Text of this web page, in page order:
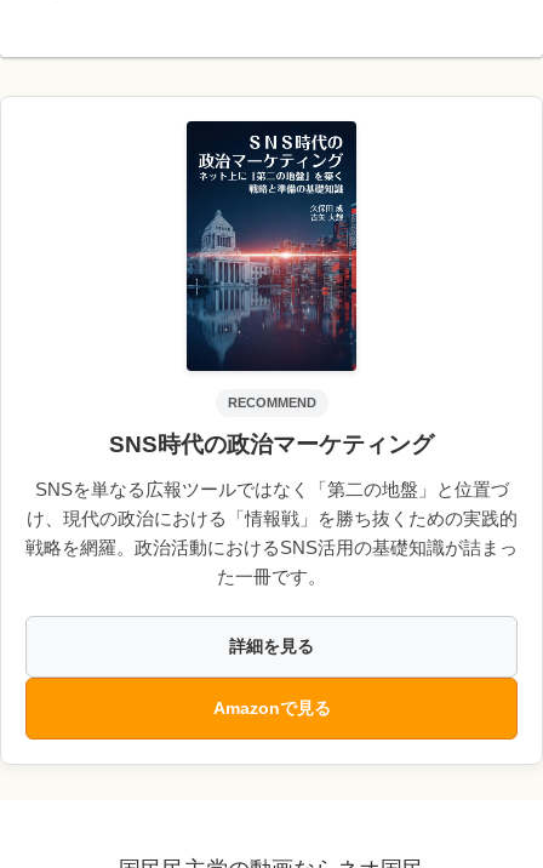
RECOMMEND
SNS時代の政治マーケティング
SNSを単なる広報ツールではなく「第二の地盤」と位置づ
け、現代の政治における「情報戦」を勝ち抜くための実践的
戦略を網羅。政治活動におけるSNS活用の基礎知識が詰まっ
た一冊です。
詳細を見る
Amazonで見る